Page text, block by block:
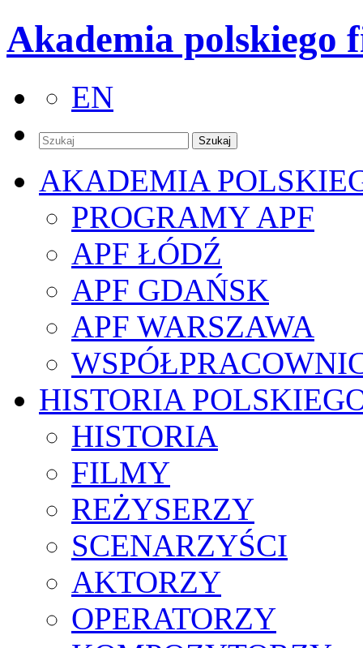
Akademia polskiego
EN
AKADEMIA
PROGRAMY APF
APF ŁÓDŹ
APF GDAŃSK
APF WARSZAWA
HISTORIA
HISTORIA
FILMY
REŻYSERZY
SCENARZYŚCI
AKTORZY
OPERATORZY